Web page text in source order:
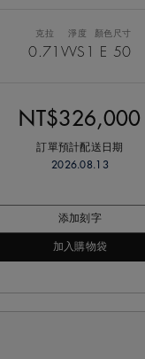
克拉
0.71
淨度
VVS1
顏色
E
尺寸
50
NT$326,000
訂單預計配送日期
2026.08.13
添加刻字
加入購物袋